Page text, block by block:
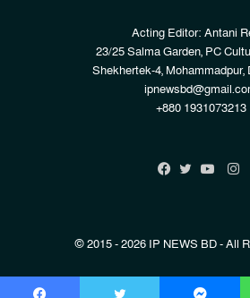
Acting Editor: Antani
23/25 Salma Garden, PC
Shekhertek-4, Mohammadpur,
+880 1931073213
© 2015 - 2026 IP NEWS BD - All